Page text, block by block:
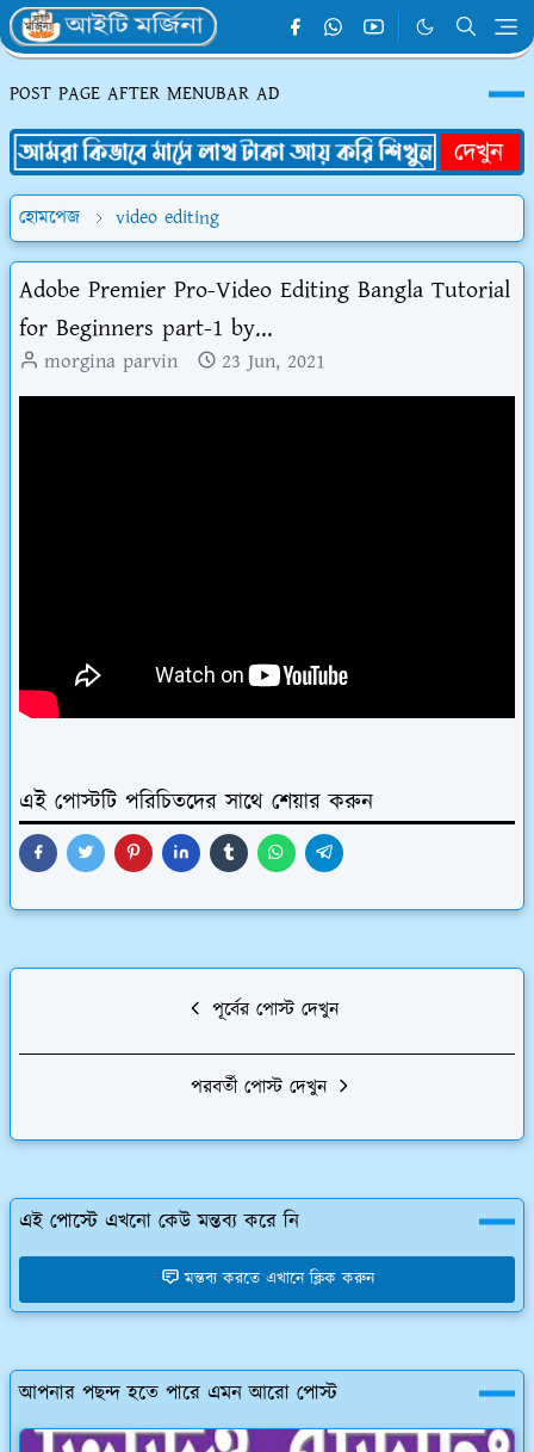
POST PAGE AFTER MENUBAR AD
হোমপেজ video editing
Adobe Premier Pro-Video Editing Bangla Tutorial
for Beginners part-1 by...
morgina parvin 23 Jun, 2021
এই পোস্টটি পরিচিতদের সাথে শেয়ার করুন
পূর্বের পোস্ট দেখুন
পরবর্তী পোস্ট দেখুন
এই পোস্টে এখনো কেউ মন্তব্য করে নি
মন্তব্য করতে এখানে ক্লিক করুন
আপনার পছন্দ হতে পারে এমন আরো পোস্ট